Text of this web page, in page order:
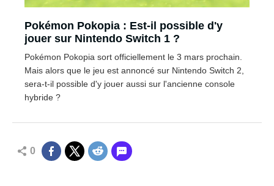
Pokémon Pokopia : Est-il possible d'y
jouer sur Nintendo Switch 1 ?
Pokémon Pokopia sort officiellement le 3 mars prochain.
Mais alors que le jeu est annoncé sur Nintendo Switch 2,
sera-t-il possible d'y jouer aussi sur l'ancienne console
hybride ?
0